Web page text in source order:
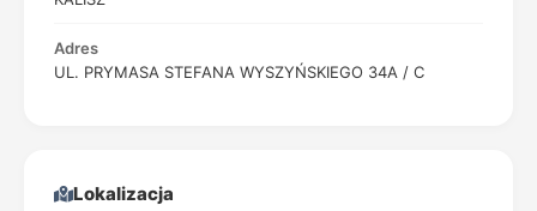
Adres
UL. PRYMASA STEFANA WYSZYŃSKIEGO 34A / C
Lokalizacja